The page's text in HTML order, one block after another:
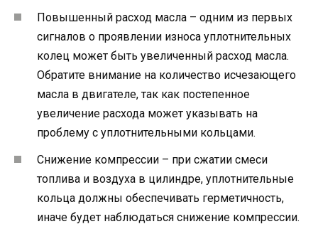
Повышенный расход масла – одним из первых
сигналов о проявлении износа уплотнительных
колец может быть увеличенный расход масла.
Обратите внимание на количество исчезающего
масла в двигателе, так как постепенное
увеличение расхода может указывать на
проблему с уплотнительными кольцами.
Снижение компрессии – при сжатии смеси
топлива и воздуха в цилиндре, уплотнительные
кольца должны обеспечивать герметичность,
иначе будет наблюдаться снижение компрессии.